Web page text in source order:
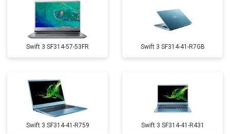
Swift 3 SF314-57-53FR Swift 3 SF314-41-R7GB
Swift 3 SF314-41-R759 Swift 3 SF314-41-R431